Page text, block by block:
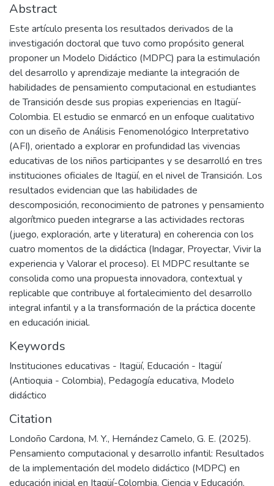
Abstract
Este artículo presenta los resultados derivados de la
investigación doctoral que tuvo como propósito general
proponer un Modelo Didáctico (MDPC) para la estimulación
del desarrollo y aprendizaje mediante la integración de
habilidades de pensamiento computacional en estudiantes
de Transición desde sus propias experiencias en Itagüí-
Colombia. El estudio se enmarcó en un enfoque cualitativo
con un diseño de Análisis Fenomenológico Interpretativo
(AFI), orientado a explorar en profundidad las vivencias
educativas de los niños participantes y se desarrolló en tres
instituciones oficiales de Itagüí, en el nivel de Transición. Los
resultados evidencian que las habilidades de
descomposición, reconocimiento de patrones y pensamiento
algorítmico pueden integrarse a las actividades rectoras
(juego, exploración, arte y literatura) en coherencia con los
cuatro momentos de la didáctica (Indagar, Proyectar, Vivir la
experiencia y Valorar el proceso). El MDPC resultante se
consolida como una propuesta innovadora, contextual y
replicable que contribuye al fortalecimiento del desarrollo
integral infantil y a la transformación de la práctica docente
en educación inicial.
Keywords
Instituciones educativas - Itagüí, Educación - Itagüí
(Antioquia - Colombia), Pedagogía educativa, Modelo
didáctico
Citation
Londoño Cardona, M. Y., Hernández Camelo, G. E. (2025).
Pensamiento computacional y desarrollo infantil: Resultados
de la implementación del modelo didáctico (MDPC) en
educación inicial en Itagüí-Colombia. Ciencia y Educación,